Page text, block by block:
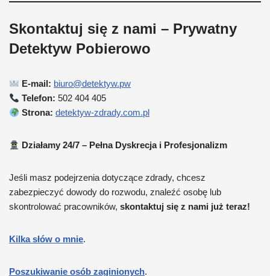
Skontaktuj się z nami – Prywatny
Detektyw Pobierowo
E-mail: biuro@detektyw.pw
Telefon: 502 404 405
Strona: detektyw-zdrady.com.pl
Działamy 24/7 – Pełna Dyskrecja i Profesjonalizm
Jeśli masz podejrzenia dotyczące zdrady, chcesz
zabezpieczyć dowody do rozwodu, znaleźć osobę lub
skontrolować pracowników, skontaktuj się z nami już teraz!
Kilka słów o mnie.
Poszukiwanie osób zaginionych.